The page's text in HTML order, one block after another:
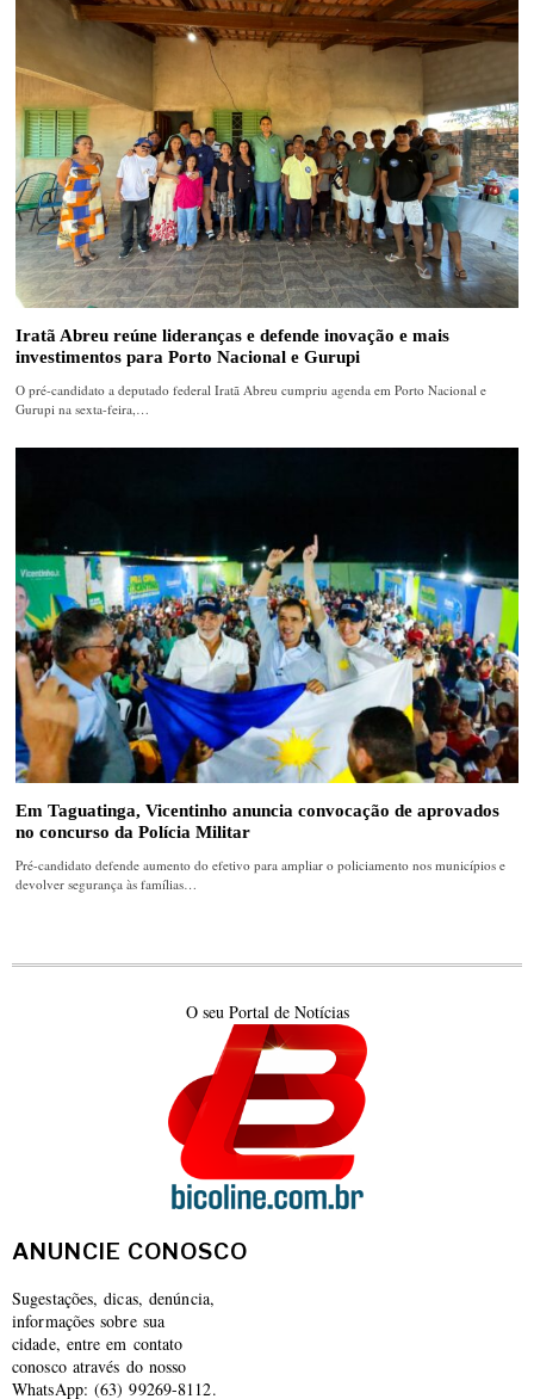
Iratã Abreu reúne lideranças e defende inovação e mais
investimentos para Porto Nacional e Gurupi
O pré-candidato a deputado federal Iratã Abreu cumpriu agenda em Porto Nacional e
Gurupi na sexta-feira,…
Em Taguatinga, Vicentinho anuncia convocação de aprovados
no concurso da Polícia Militar
Pré-candidato defende aumento do efetivo para ampliar o policiamento nos municípios e
devolver segurança às famílias…
O seu Portal de Notícias
ANUNCIE CONOSCO
Sugestações, dicas, denúncia,
informações sobre sua
cidade, entre em contato
conosco através do nosso
WhatsApp: (63) 99269-8112.